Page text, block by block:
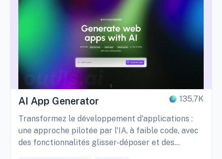
AI App Generator 135,7K
Transformez le développement d'applications :
une approche pilotée par l'IA, à faible code, avec
des fonctionnalités glisser-déposer et des